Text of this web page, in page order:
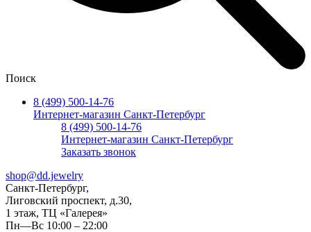
Поиск
8 (499) 500-14-76
Интернет-магазин Санкт-Петербург
8 (499) 500-14-76
Интернет-магазин Санкт-Петербург
Заказать звонок
shop@dd.jewelry
Санкт-Петербург,
Лиговский проспект, д.30,
1 этаж, ТЦ «Галерея»
Пн—Вс 10:00 – 22:00